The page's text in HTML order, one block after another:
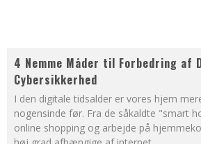
4 Nemme Måder til Forbedring af
Cybersikkerhed
I den digitale tidsalder er vores hjem
nogensinde før. Fra de såkaldte "smart
online shopping og arbejde på